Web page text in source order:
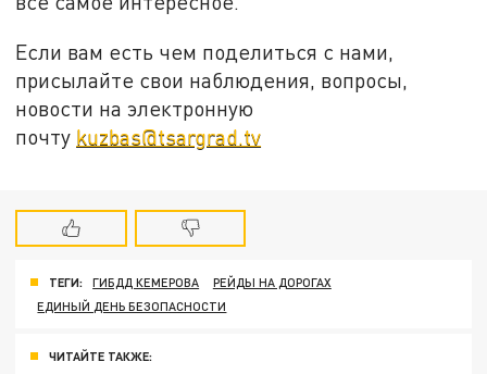
Если вам есть чем поделиться с нами,
присылайте свои наблюдения, вопросы,
новости на электронную
почту kuzbas@tsargrad.tv
ТЕГИ: ГИБДД КЕМЕРОВА
РЕЙДЫ НА ДОРОГАХ
ЕДИНЫЙ ДЕНЬ БЕЗОПАСНОСТИ
ЧИТАЙТЕ ТАКЖЕ: